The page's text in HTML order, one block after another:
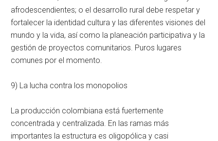
afrodescendientes; o el desarrollo rural debe respetar y
fortalecer la identidad cultura y las diferentes visiones del
mundo y la vida, así como la planeación participativa y la
gestión de proyectos comunitarios. Puros lugares
comunes por el momento.
9) La lucha contra los monopolios
La producción colombiana está fuertemente
concentrada y centralizada. En las ramas más
importantes la estructura es oligopólica y casi